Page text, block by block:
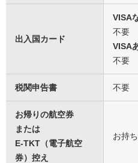
出入国カード
VISA
不要
VISA
不要
税関申告書 不要
お帰りの航空券
または
E-TKT（電子航空
券）控え
お持